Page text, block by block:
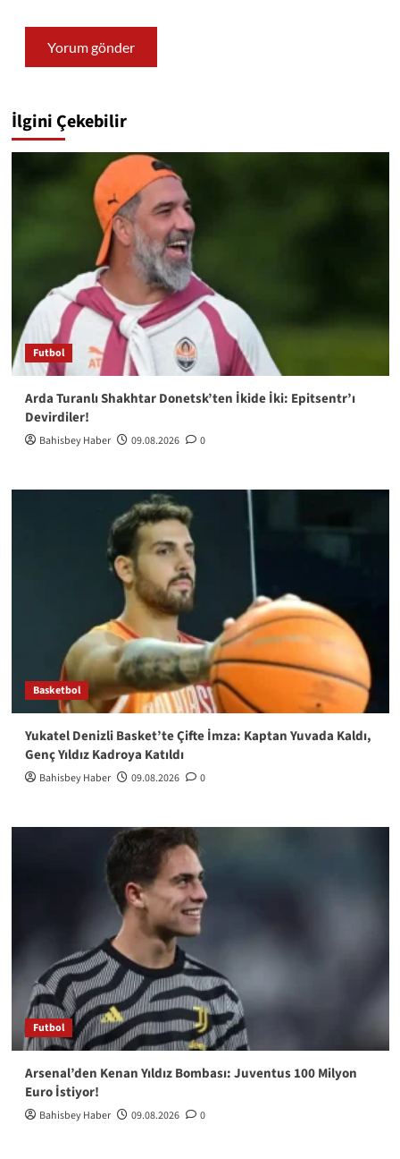
İlgini Çekebilir
Futbol
Arda Turanlı Shakhtar Donetsk’ten İkide İki: Epitsentr’ı
Devirdiler!
Bahisbey Haber 09.08.2026 0
Basketbol
Yukatel Denizli Basket’te Çifte İmza: Kaptan Yuvada Kaldı,
Genç Yıldız Kadroya Katıldı
Bahisbey Haber 09.08.2026 0
Futbol
Arsenal’den Kenan Yıldız Bombası: Juventus 100 Milyon
Euro İstiyor!
Bahisbey Haber 09.08.2026 0